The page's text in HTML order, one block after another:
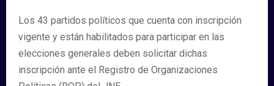
Los 43 partidos políticos que cuenta con inscripción
vigente y están habilitados para participar en las
elecciones generales deben solicitar dichas
inscripción ante el Registro de Organizaciones